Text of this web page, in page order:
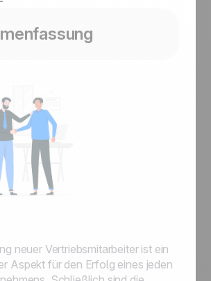
neuer Vertriebsmitarbeiter ist ein
Aspekt für den Erfolg eines jeden